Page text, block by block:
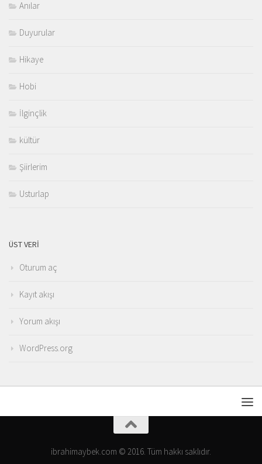
Anılar
Duyurular
Hikaye
Hobi
İlginçlik
kültür
Şiirlerim
Usturlap
ÜST VERI
Oturum aç
Kayıt akışı
Yorum akışı
WordPress.org
ibrahimaybek.com © 2016. Tüm hakkı saklıdır.